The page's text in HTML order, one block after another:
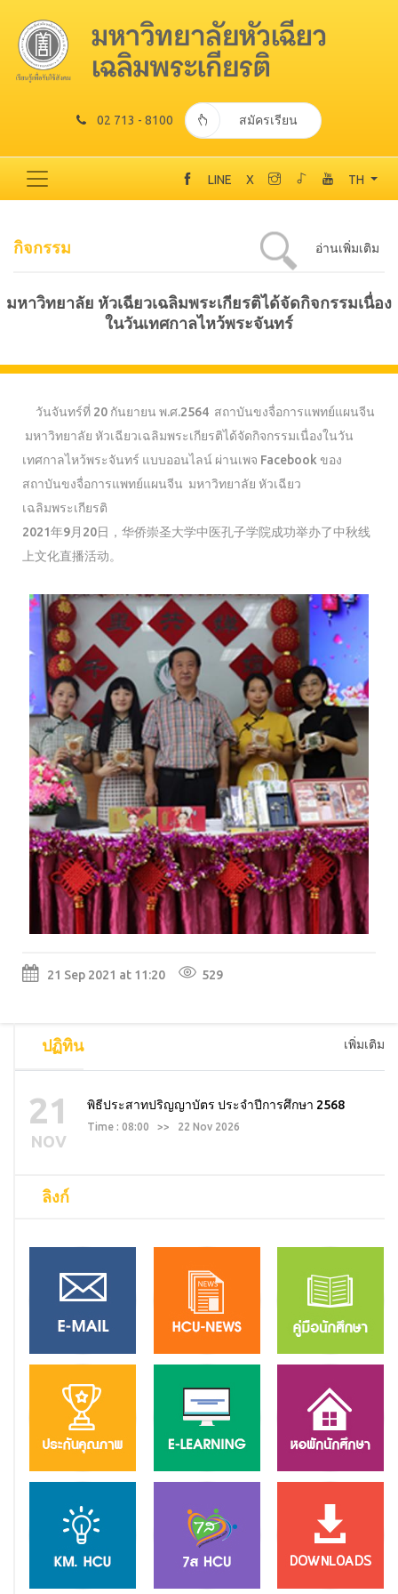
02 713 - 8100 สมัครเรียน
LINE X TH
กิจกรรม อ่านเพิ่มเติม
มหาวิทยาลัย หัวเฉียวเฉลิมพระเกียรติได้จัดกิจกรรมเนื่อง
ในวันเทศกาลไหว้พระจันทร์
วันจันทร์ที่ 20 กันยายน พ.ศ.2564 สถาบันขงจื่อการแพทย์แผนจีน
มหาวิทยาลัย หัวเฉียวเฉลิมพระเกียรติได้จัดกิจกรรมเนื่องในวัน
เทศกาลไหว้พระจันทร์ แบบออนไลน์ ผ่านเพจ Facebook ของ
สถาบันขงจื่อการแพทย์แผนจีน มหาวิทยาลัย หัวเฉียว
เฉลิมพระเกียรติ
2021年9月20日，华侨崇圣大学中医孔子学院成功举办了中秋线
上文化直播活动。
21 Sep 2021 at 11:20 529
ปฏิทิน เพิ่มเติม
21
NOV
พิธีประสาทปริญญาบัตร ประจำปีการศึกษา 2568
Time : 08:00 >> 22 Nov 2026
ลิงก์